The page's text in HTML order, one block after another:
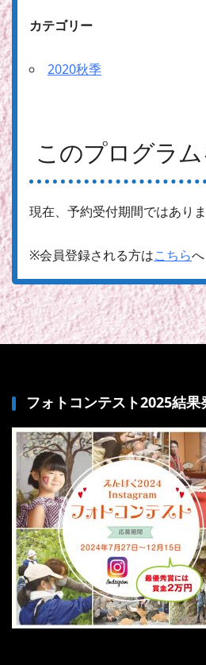
カテゴリー
2020秋季
このプログラ
現在、予約受付期間ではありま
※会員登録される方はこちらへ
フォトコンテスト2025結果